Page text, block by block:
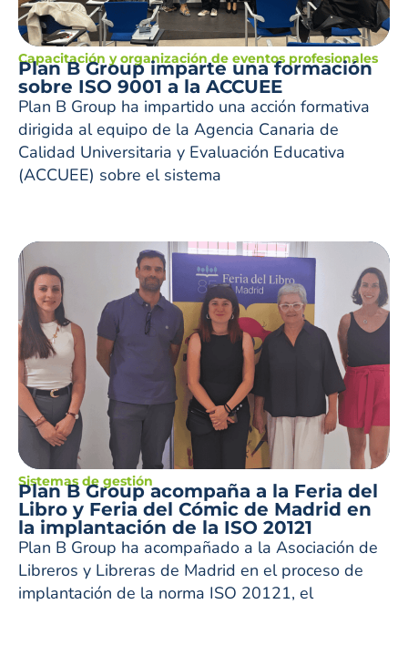
Capacitación y organización de eventos profesionales
Plan B Group imparte una formación
sobre ISO 9001 a la ACCUEE
Plan B Group ha impartido una acción formativa
dirigida al equipo de la Agencia Canaria de
Calidad Universitaria y Evaluación Educativa
(ACCUEE) sobre el sistema
Sistemas de gestión
Plan B Group acompaña a la Feria del
Libro y Feria del Cómic de Madrid en
la implantación de la ISO 20121
Plan B Group ha acompañado a la Asociación de
Libreros y Libreras de Madrid en el proceso de
implantación de la norma ISO 20121, el